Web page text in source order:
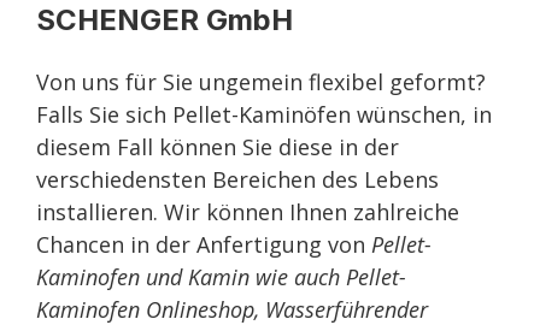
SCHENGER GmbH
Von uns für Sie ungemein flexibel geformt?
Falls Sie sich Pellet-Kaminöfen wünschen, in
diesem Fall können Sie diese in der
verschiedensten Bereichen des Lebens
installieren. Wir können Ihnen zahlreiche
Chancen in der Anfertigung von Pellet-
Kaminofen und Kamin wie auch Pellet-
Kaminofen Onlineshop, Wasserführender